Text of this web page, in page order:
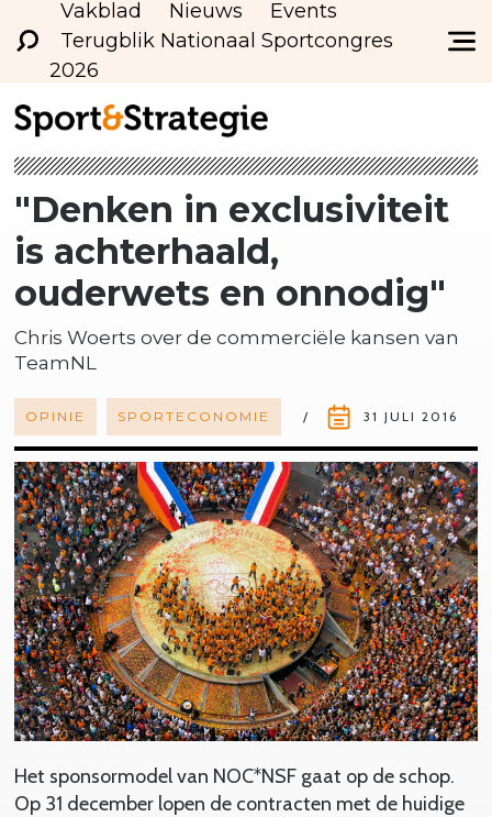
Vakblad Nieuws
Events
Terugblik Nationaal Sportcongres
2026
"Denken in exclusiviteit
is achterhaald,
ouderwets en onnodig"
Chris Woerts over de commerciële kansen van
TeamNL
OPINIE SPORTECONOMIE 31 JULI 2016
Het sponsormodel van NOC*NSF gaat op de schop.
Op 31 december lopen de contracten met de huidige